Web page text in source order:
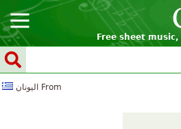
Free sheet
From اليونان